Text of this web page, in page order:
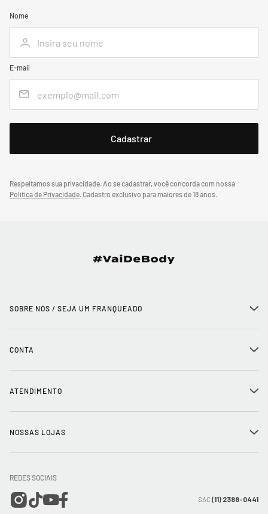
Nome
E-mail
Respeitamos sua privacidade. Ao se cadastrar, você concorda com nossa
Política de Privacidade.Cadastro exclusivo para maiores de 18 anos.
SOBRE NÓS / SEJA UM FRANQUEADO +
Trabalhe conosco
Mapa do Site
CONTA +
Meus pedidos
Wishlist
ATENDIMENTO +
Entrega e Frete
NOSSAS LOJAS +
REDES SOCIAIS
SAC(11) 2388-0441